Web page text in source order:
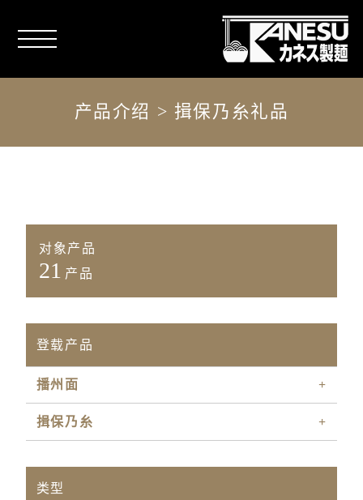
产品介绍 > 揖保乃糸礼品
对象产品
21 产品
登载产品
播州面 +
揖保乃糸 +
类型